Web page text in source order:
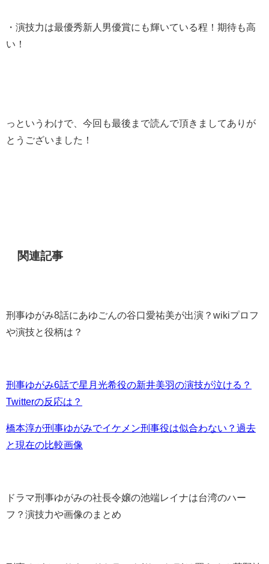
・演技力は最優秀新人男優賞にも輝いている程！期待も高
い！
っというわけで、今回も最後まで読んで頂きましてありが
とうございました！
関連記事
刑事ゆがみ8話にあゆごんの谷口愛祐美が出演？wikiプロフ
や演技と役柄は？
刑事ゆがみ6話で星月光希役の新井美羽の演技が泣ける？
Twitterの反応は？
橋本淳が刑事ゆがみでイケメン刑事役は似合わない？過去
と現在の比較画像
ドラマ刑事ゆがみの社長令嬢の池端レイナは台湾のハー
フ？演技力や画像のまとめ